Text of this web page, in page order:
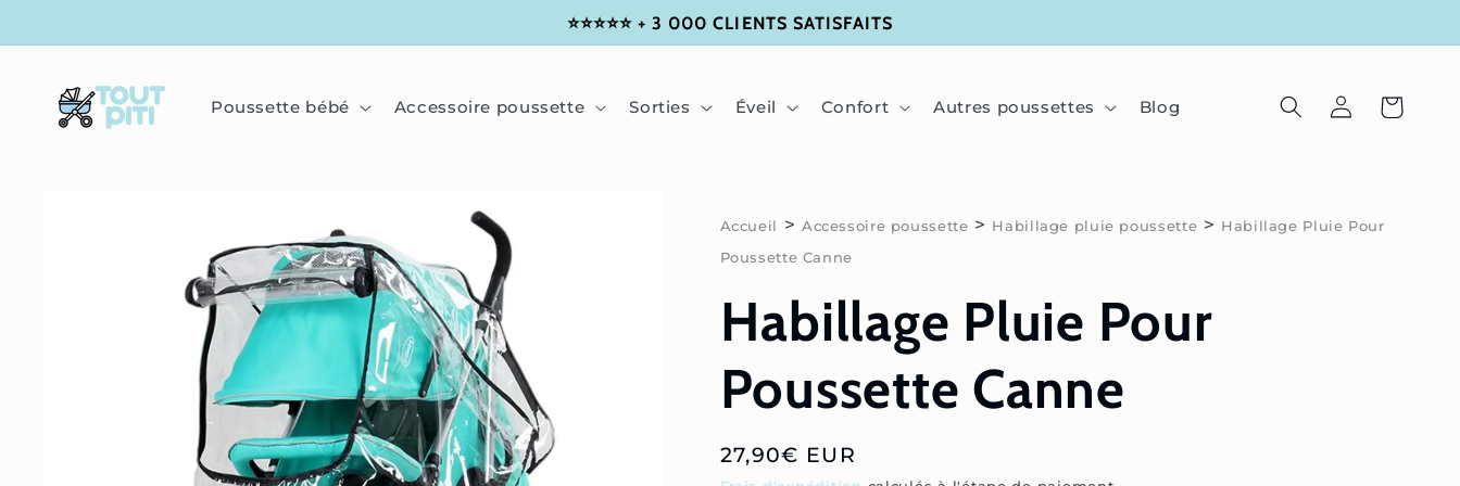
ET
AU
CONTENU
⭐⭐⭐⭐⭐ + 3 000 CLIENTS SATISFAITS
Poussette bébé Accessoire poussette Sorties Éveil Confort Autres poussettes Blog ConnexionPanier
INFORMATIONS
Accueil > Accessoire poussette > Habillage pluie poussette > Habillage Pluie Pour
Poussette Canne
Habillage Pluie Pour
Poussette Canne
Prix
27,90€ EUR